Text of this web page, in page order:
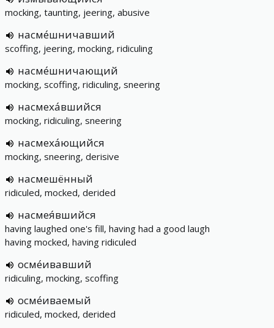
mocking, taunting, jeering, abusive
насме́шничавший
scoffing, jeering, mocking, ridiculing
насме́шничающий
mocking, scoffing, ridiculing, sneering
насмеха́вшийся
mocking, ridiculing, sneering
насмеха́ющийся
mocking, sneering, derisive
насмешённый
ridiculed, mocked, derided
насмея́вшийся
having laughed one's fill, having had a good laugh
having mocked, having ridiculed
осме́ивавший
ridiculing, mocking, scoffing
осме́иваемый
ridiculed, mocked, derided